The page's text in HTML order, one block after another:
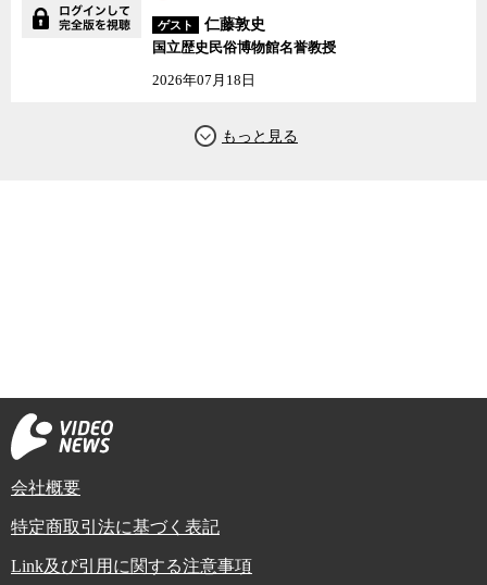
ゲスト
仁藤敦史
国立歴史民俗博物館名誉教授
2026年07月18日
会社概要
特定商取引法に基づく表記
Link及び引用に関する注意事項